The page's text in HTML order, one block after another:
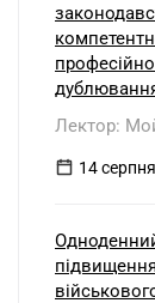
дублювання
Лектор:
14